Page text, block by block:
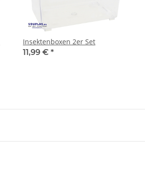
Insektenboxen 2er Set
11,99 € *